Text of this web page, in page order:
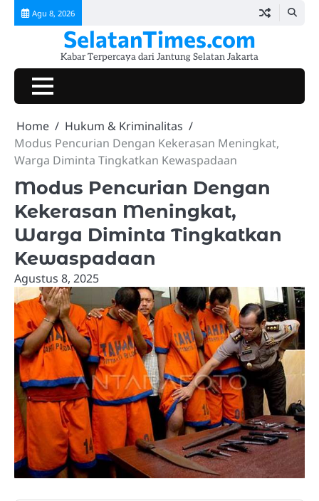
Skip
Agu 8, 2026
SelatanTimes.com
Kabar Terpercaya dari Jantung Selatan Jakarta
Selatan
Today
&
Kriminalitas
Lintas&
UMKM
&
&
&
Berprestasi
&
Home
Hukum & Kriminalitas
Modus Pencurian Dengan Kekerasan Meningkat,
Warga Diminta Tingkatkan Kewaspadaan
Modus Pencurian Dengan
Kekerasan Meningkat,
Warga Diminta Tingkatkan
Kewaspadaan
Agustus 8, 2025